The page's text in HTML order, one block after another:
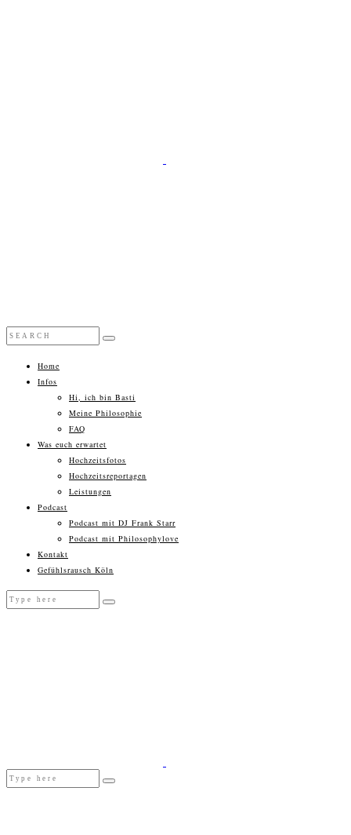
Home
Infos
Hi, ich bin Basti
Meine Philosophie
FAQ
Was euch erwartet
Hochzeitsfotos
Hochzeitsreportagen
Leistungen
Podcast
Podcast mit DJ Frank Starr
Podcast mit Philosophylove
Kontakt
Gefühlsrausch Köln